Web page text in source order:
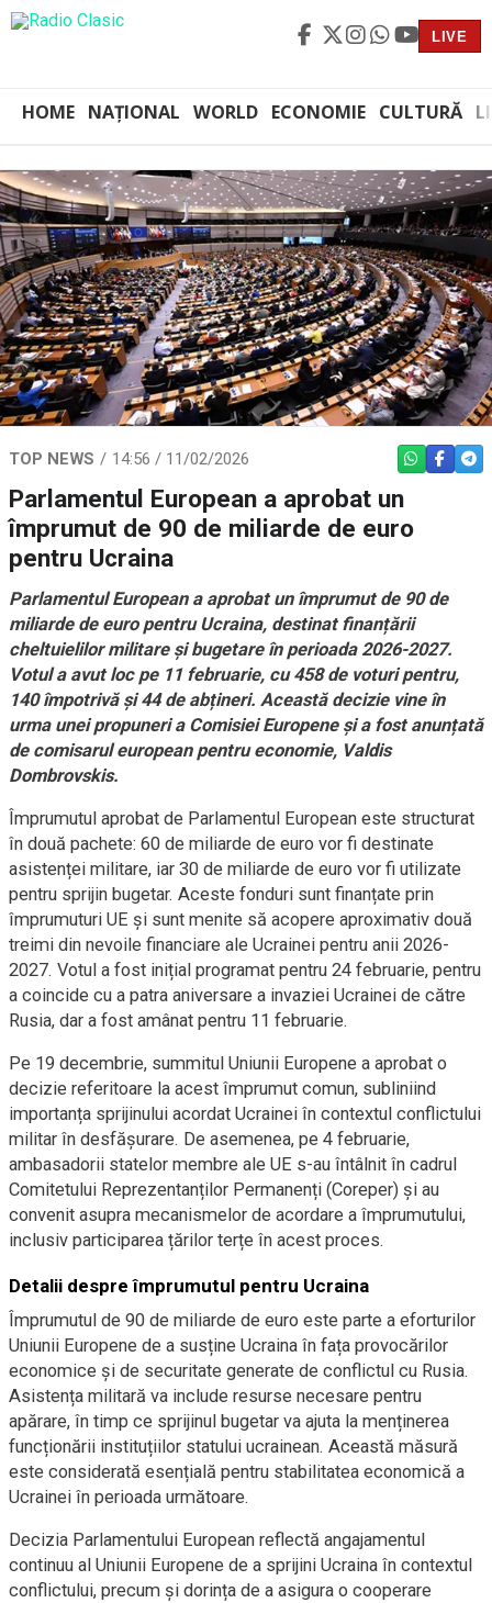
LIVE
HOME NAȚIONAL WORLD ECONOMIE CULTURĂ
TOP NEWS 14:56 / 11/02/2026 WHATSAPP
Parlamentul European a aprobat un
împrumut de 90 de miliarde de euro
pentru Ucraina
Parlamentul European a aprobat un împrumut de 90 de
miliarde de euro pentru Ucraina, destinat finanțării
cheltuielilor militare și bugetare în perioada 2026-2027.
Votul a avut loc pe 11 februarie, cu 458 de voturi pentru,
140 împotrivă și 44 de abțineri. Această decizie vine în
urma unei propuneri a Comisiei Europene și a fost anunțată
de comisarul european pentru economie, Valdis
Dombrovskis.
Împrumutul aprobat de Parlamentul European este structurat
în două pachete: 60 de miliarde de euro vor fi destinate
asistenței militare, iar 30 de miliarde de euro vor fi utilizate
pentru sprijin bugetar. Aceste fonduri sunt finanțate prin
împrumuturi UE și sunt menite să acopere aproximativ două
treimi din nevoile financiare ale Ucrainei pentru anii 2026-
2027. Votul a fost inițial programat pentru 24 februarie, pentru
a coincide cu a patra aniversare a invaziei Ucrainei de către
Rusia, dar a fost amânat pentru 11 februarie.
Pe 19 decembrie, summitul Uniunii Europene a aprobat o
decizie referitoare la acest împrumut comun, subliniind
importanța sprijinului acordat Ucrainei în contextul conflictului
militar în desfășurare. De asemenea, pe 4 februarie,
ambasadorii statelor membre ale UE s-au întâlnit în cadrul
Comitetului Reprezentanților Permanenți (Coreper) și au
convenit asupra mecanismelor de acordare a împrumutului,
inclusiv participarea țărilor terțe în acest proces.
Detalii despre împrumutul pentru Ucraina
Împrumutul de 90 de miliarde de euro este parte a eforturilor
Uniunii Europene de a susține Ucraina în fața provocărilor
economice și de securitate generate de conflictul cu Rusia.
Asistența militară va include resurse necesare pentru
apărare, în timp ce sprijinul bugetar va ajuta la menținerea
funcționării instituțiilor statului ucrainean. Această măsură
este considerată esențială pentru stabilitatea economică a
Ucrainei în perioada următoare.
Decizia Parlamentului European reflectă angajamentul
continuu al Uniunii Europene de a sprijini Ucraina în contextul
conflictului, precum și dorința de a asigura o cooperare